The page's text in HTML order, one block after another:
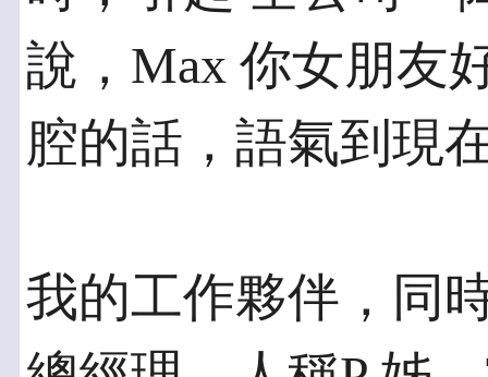
說，Max 你女朋友
腔的話，語氣到現
我的工作夥伴，同